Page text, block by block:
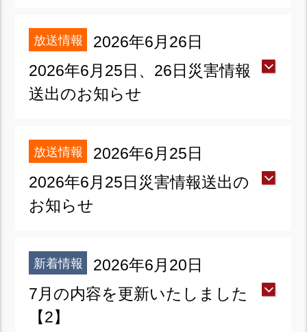
放送情報
2026年6月26日
2026年6月25日、26日災害情報
送出のお知らせ
放送情報
2026年6月25日
2026年6月25日災害情報送出の
お知らせ
新着情報
2026年6月20日
7月の内容を更新いたしました
【2】